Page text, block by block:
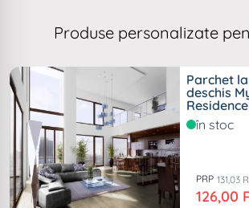
Produse personalizate
Parchet
deschis
în stoc
PRP 131,03
Pret
126,00